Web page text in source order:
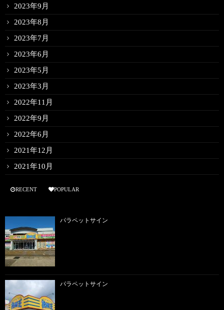
2023年9月
2023年8月
2023年7月
2023年6月
2023年5月
2023年3月
2022年11月
2022年9月
2022年6月
2021年12月
2021年10月
RECENT POPULAR
パラペットサイン
パラペットサイン